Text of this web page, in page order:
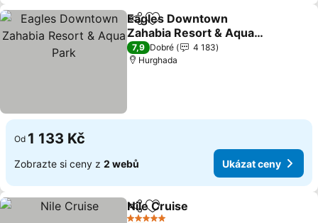
SdíletPřidat na seznam oblíbených
Eagles Downtown
Zahabia Resort & Aqua
Park
Ukázat ceny
7,9 Dobré
4 183
Hurghada
Od 1 133 Kč
Zobrazte si ceny z 2 webů Ukázat ceny
SdíletPřidat na seznam oblíbených
Nile Cruise